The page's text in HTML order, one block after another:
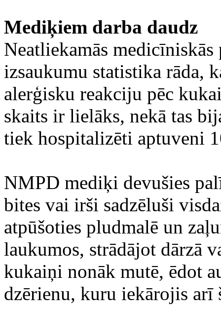
Mediķiem darba daudz
Neatliekamās
izsaukumu statistika rāda,
alerģisku reakciju pēc
skaits ir lielāks, nekā tas
tiek hospitalizēti aptuveni
NMPD mediķi devušies
bites vai irši sadzēluši
atpūšoties pludmalē un
laukumos, strādājot dārzā
kukaiņi nonāk mutē, ēdot
dzērienu, kuru iekārojis arī